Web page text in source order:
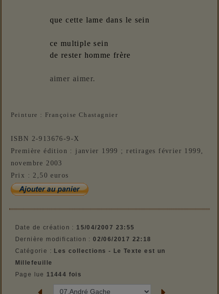
que cette lame dans le sein
ce multiple sein
de rester homme frère
aimer aimer.
Peinture : Françoise Chastagnier
ISBN 2-913676-9-X
Première édition : janvier 1999 ; retirages février 1999,
novembre 2003
Prix : 2,50 euros
Date de création : 15/04/2007 23:55
Dernière modification :02/06/2017 22:18
Catégorie :
Les collections - Le Texte est un
Millefeuille
Page lue 11444 fois